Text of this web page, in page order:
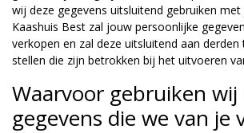
wij deze gegevens uitsluitend gebruiken
Kaashuis Best zal jouw persoonlijke
verkopen en zal deze uitsluitend aan derden
stellen die zijn betrokken bij het uitvoeren
Waarvoor gebruiken wij
gegevens die we van je